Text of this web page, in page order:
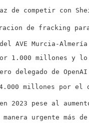
de competir con
de fracking
AVE Murcia-
1.000 millones y
delegado de OpenAI
millones por el
en 2023 pese al
urgente más